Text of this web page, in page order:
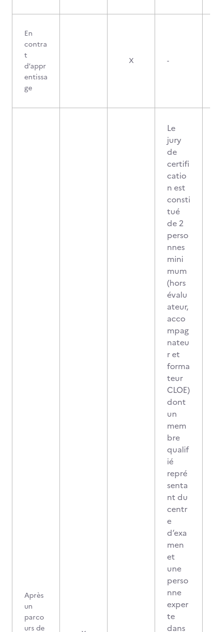
En
contra
t
d’appr
entissa
ge
X -
Après
un
parco
urs de
Le
jury
de
certifi
catio
n est
consti
tué
de 2
perso
nnes
mini
mum
(hors
évalu
ateur,
acco
mpag
nateu
r et
forma
teur
CLOE)
dont
un
mem
bre
qualif
ié
repré
senta
nt du
centr
e
d’exa
men
et
une
perso
nne
exper
te
dans